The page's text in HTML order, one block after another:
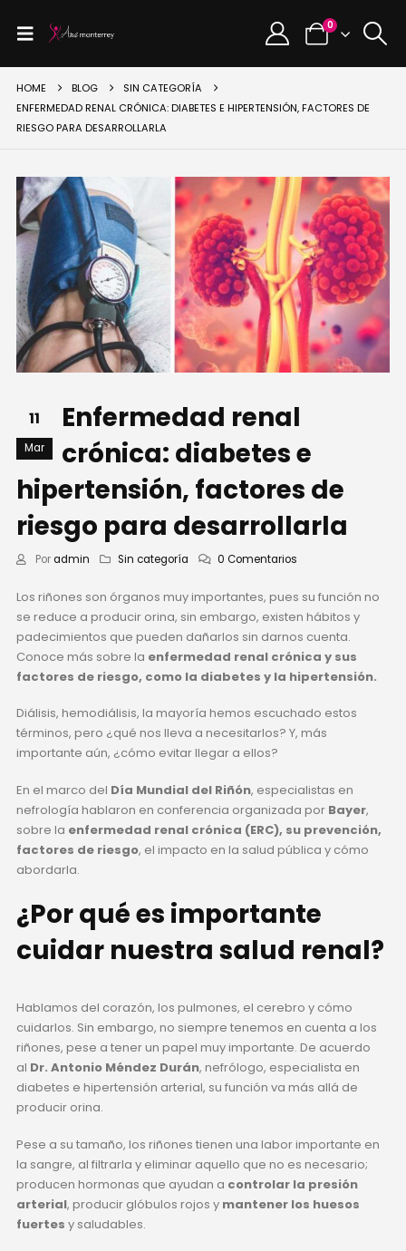
0
HOME BLOG
SIN CATEGORÍA
ENFERMEDAD RENAL CRÓNICA: DIABETES E HIPERTENSIÓN, FACTORES DE
RIESGO PARA DESARROLLARLA
11
Mar
Enfermedad renal
crónica: diabetes e
hipertensión, factores de
riesgo para desarrollarla
Por admin Sin categoría 0 Comentarios
Los riñones son órganos muy importantes, pues su función no
se reduce a producir orina, sin embargo, existen hábitos y
padecimientos que pueden dañarlos sin darnos cuenta.
Conoce más sobre la enfermedad renal crónica y sus
factores de riesgo, como la diabetes y la hipertensión.
Diálisis, hemodiálisis, la mayoría hemos escuchado estos
términos, pero ¿qué nos lleva a necesitarlos? Y, más
importante aún, ¿cómo evitar llegar a ellos?
En el marco del Día Mundial del Riñón, especialistas en
nefrología hablaron en conferencia organizada por Bayer,
sobre la enfermedad renal crónica (ERC), su prevención,
factores de riesgo, el impacto en la salud pública y cómo
abordarla.
¿Por qué es importante
cuidar nuestra salud renal?
Hablamos del corazón, los pulmones, el cerebro y cómo
cuidarlos. Sin embargo, no siempre tenemos en cuenta a los
riñones, pese a tener un papel muy importante. De acuerdo
al Dr. Antonio Méndez Durán, nefrólogo, especialista en
diabetes e hipertensión arterial, su función va más allá de
producir orina.
Pese a su tamaño, los riñones tienen una labor importante en
la sangre, al filtrarla y eliminar aquello que no es necesario;
producen hormonas que ayudan a controlar la presión
arterial, producir glóbulos rojos y mantener los huesos
fuertes y saludables.